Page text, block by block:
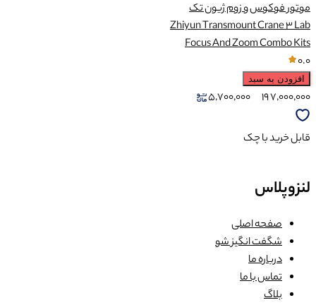
موتور فوکوس و زوم ژیون تک
Zhiyun Transmount Crane 3 Lab
Focus And Zoom Combo Kits
0.0
افزودن به سبد
7,000,000
19
5,700,000
قابل خرید با چک
لنزوپلاس
صفحه اصلی
شگفت انگیز شو
درباره ما
تماس با ما
بلاگ